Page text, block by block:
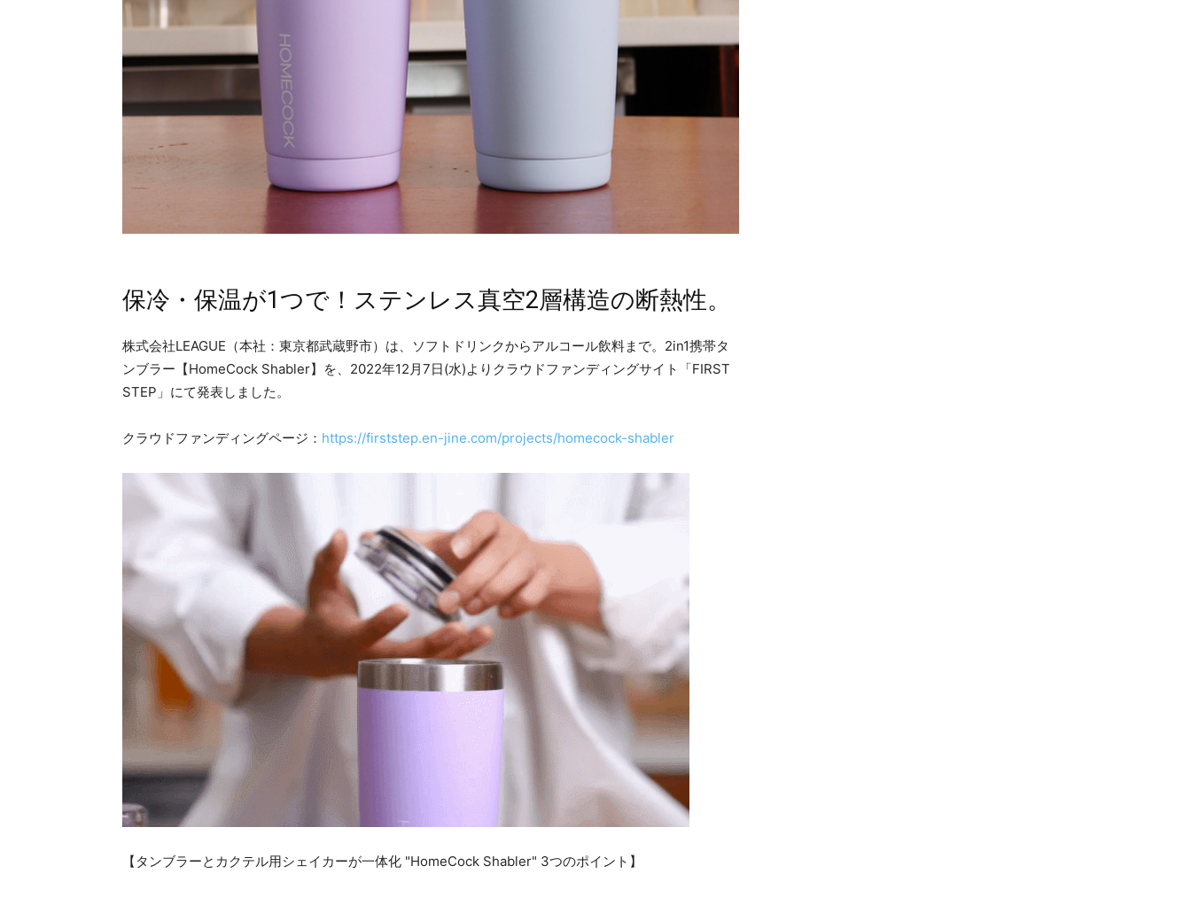
保冷・保温が1つで！ステンレス真空2層構造の断熱性。
株式会社LEAGUE（本社：東京都武蔵野市）は、ソフトドリンクからアルコール飲料まで。2in1携帯タ
ンブラー【HomeCock Shabler】を、2022年12月7日(水)よりクラウドファンディングサイト「FIRST
STEP」にて発表しました。
クラウドファンディングページ： https://firststep.en-jine.com/projects/homecock-shabler
【タンブラーとカクテル用シェイカーが一体化 "HomeCock Shabler" 3つのポイント】